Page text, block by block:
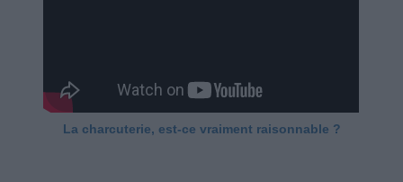
La charcuterie, est-ce vraiment raisonnable ?